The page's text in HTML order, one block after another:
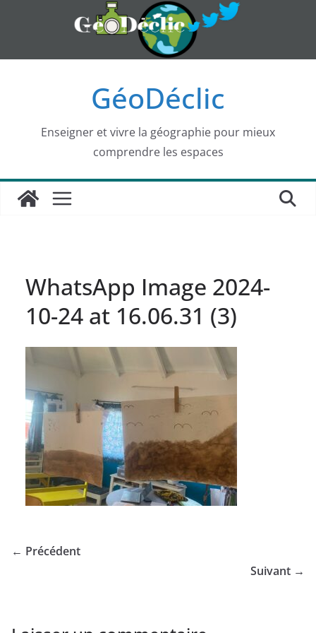
GéoDéclic
Enseigner et vivre la géographie pour mieux
comprendre les espaces
WhatsApp Image 2024-
10-24 at 16.06.31 (3)
← Précédent
Suivant →